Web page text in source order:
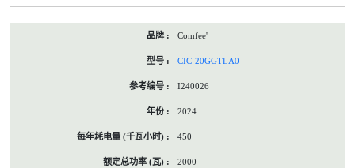
Comfee'
CIC-20GGTLA0
I240026
2024
450
2000